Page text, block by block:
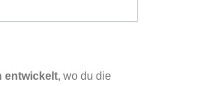
entwickelt, wo du die